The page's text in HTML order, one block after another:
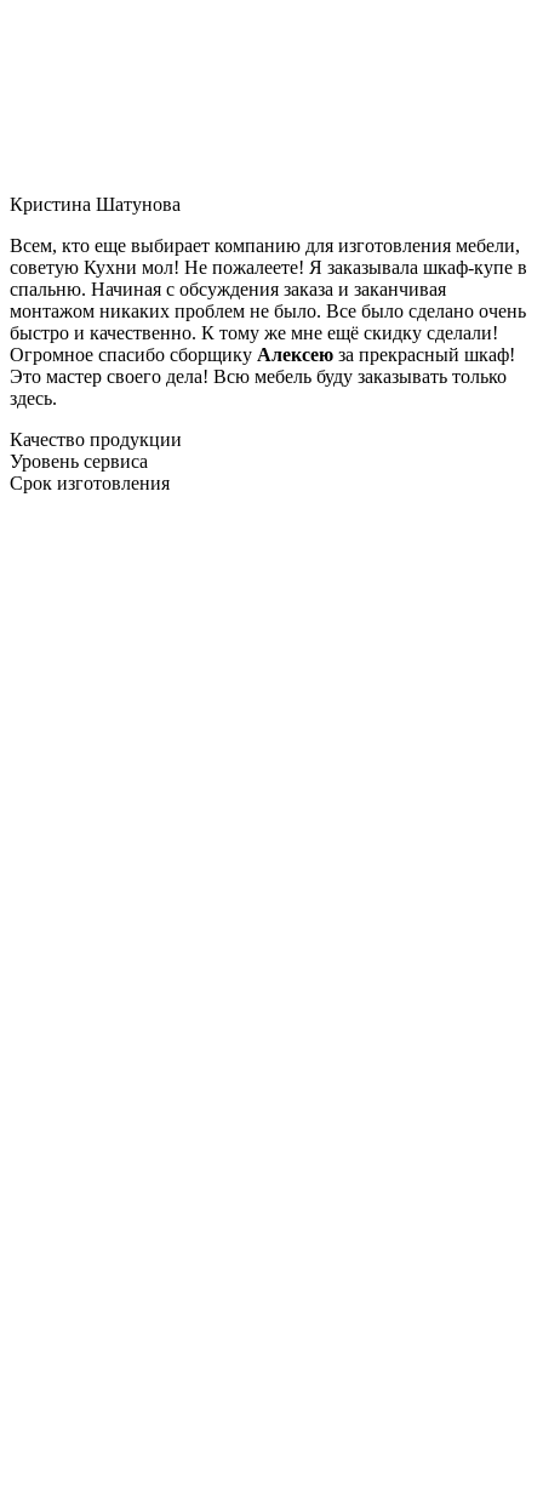
Кристина Шатунова
Всем, кто еще выбирает компанию для изготовления мебели,
советую Кухни мол! Не пожалеете! Я заказывала шкаф-купе в
спальню. Начиная с обсуждения заказа и заканчивая
монтажом никаких проблем не было. Все было сделано очень
быстро и качественно. К тому же мне ещё скидку сделали!
Огромное спасибо сборщику Алексею за прекрасный шкаф!
Это мастер своего дела! Всю мебель буду заказывать только
здесь.
Качество продукции
Уровень сервиса
Срок изготовления